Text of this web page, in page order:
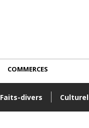
Faits-divers Culturel
COMMERCES